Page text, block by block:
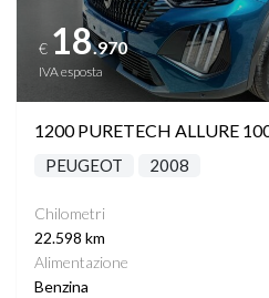
€ 18.970
IVA esposta
1200 PURETECH ALLURE
PEUGEOT 2008
Chilometri
22.598 km
Alimentazione
Benzina